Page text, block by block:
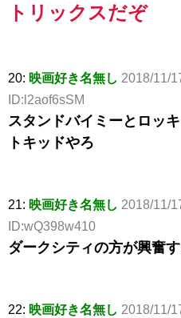
トリックスだぞ
20: 映画好き名無し 2018/11/
ID:l2aof6sSM
スタンドバイミーとロッ
トキッドやろ
21: 映画好き名無し 2018/11/
ID:wQ398w410
ダークシティの方が興奮
22: 映画好き名無し 2018/11/